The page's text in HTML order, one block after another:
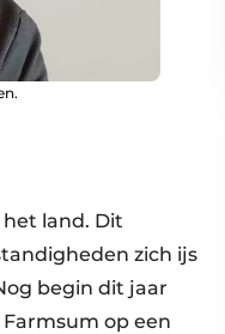
land. Dit
zich ijs
begin dit jaar
op een